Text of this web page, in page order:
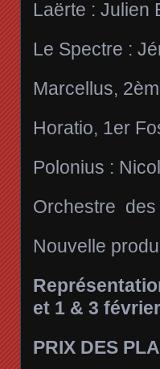
Laërte : Julien
Le Spectre :
Marcellus,
Horatio, 1er
Polonius :
Orchestre des
Nouvelle
et 1 & 3
PRIX DES